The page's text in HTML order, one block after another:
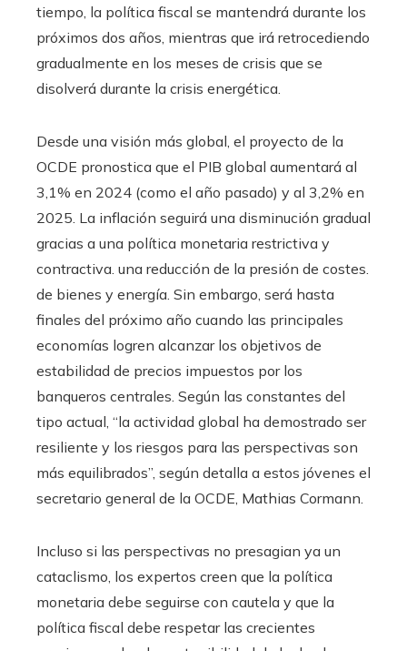
tiempo, la política fiscal se mantendrá durante los
próximos dos años, mientras que irá retrocediendo
gradualmente en los meses de crisis que se
disolverá durante la crisis energética.
Desde una visión más global, el proyecto de la
OCDE pronostica que el PIB global aumentará al
3,1% en 2024 (como el año pasado) y al 3,2% en
2025. La inflación seguirá una disminución gradual
gracias a una política monetaria restrictiva y
contractiva. una reducción de la presión de costes.
de bienes y energía. Sin embargo, será hasta
finales del próximo año cuando las principales
economías logren alcanzar los objetivos de
estabilidad de precios impuestos por los
banqueros centrales. Según las constantes del
tipo actual, “la actividad global ha demostrado ser
resiliente y los riesgos para las perspectivas son
más equilibrados”, según detalla a estos jóvenes el
secretario general de la OCDE, Mathias Cormann.
Incluso si las perspectivas no presagian ya un
cataclismo, los expertos creen que la política
monetaria debe seguirse con cautela y que la
política fiscal debe respetar las crecientes